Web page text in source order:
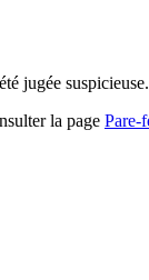
jugée suspicieuse.
la page Pare-